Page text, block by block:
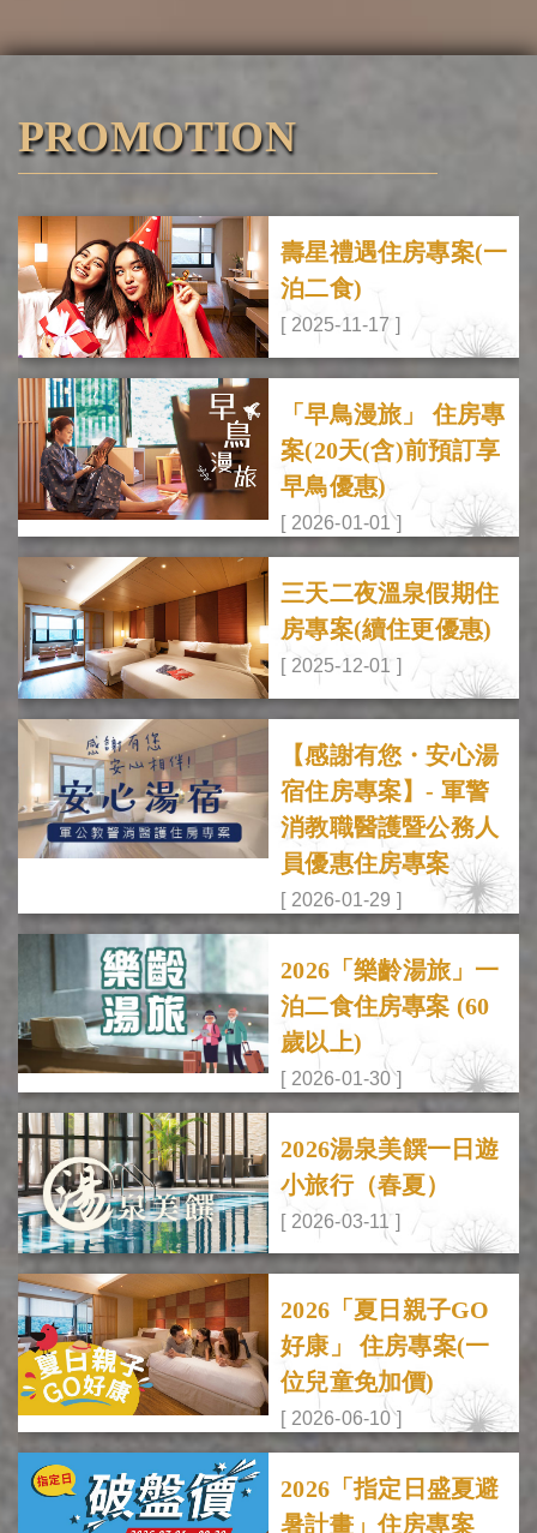
PROMOTION
壽星禮遇住房專案(一
泊二食)
[ 2025-11-17 ]
「早鳥漫旅」 住房專
案(20天(含)前預訂享
早鳥優惠)
[ 2026-01-01 ]
三天二夜溫泉假期住
房專案(續住更優惠)
[ 2025-12-01 ]
【感謝有您・安心湯
宿住房專案】- 軍警
消教職醫護暨公務人
員優惠住房專案
[ 2026-01-29 ]
2026「樂齡湯旅」一
泊二食住房專案 (60
歲以上)
[ 2026-01-30 ]
2026湯泉美饌一日遊
小旅行（春夏）
[ 2026-03-11 ]
2026「夏日親子GO
好康」 住房專案(一
位兒童免加價)
[ 2026-06-10 ]
2026「指定日盛夏避
暑計畫」住房專案